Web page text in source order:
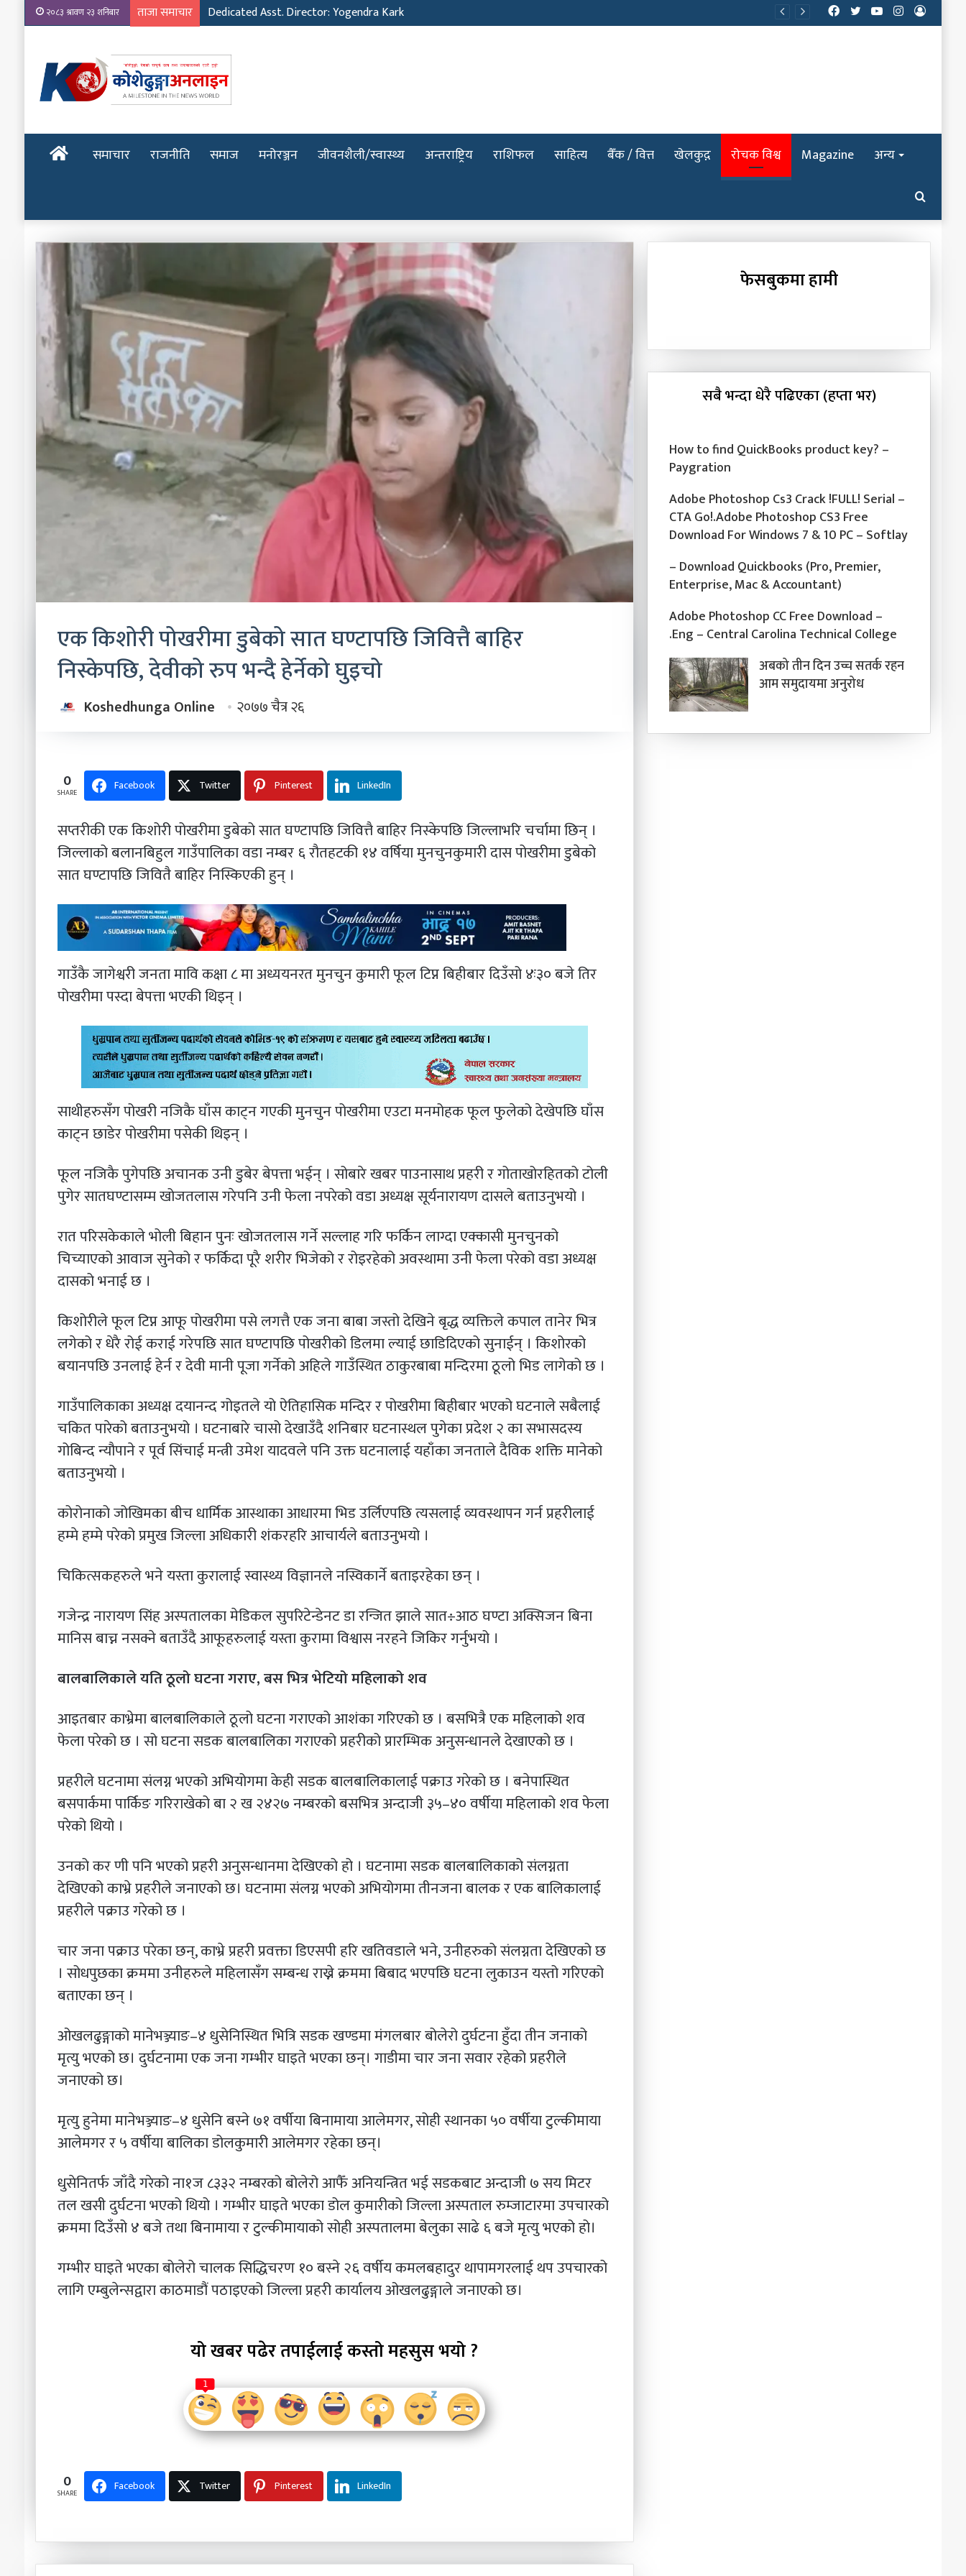
२०८३ श्रावण २३ शनिबार ताजा समाचार Emerging Film Writer: Sunil Neure
Log
Instagram
YouTube
Twitter
Facebook
होमपेजसमाचार राजनीति समाज मनोरञ्जन जीवनशैली/स्वास्थ्य अन्तराष्ट्रिय राशिफल साहित्य बैँक / वित्त खेलकुद़़ रोचक विश्व Magazine अन्य
Search
for
एक किशोरी पोखरीमा डुबेको सात घण्टापछि जिवित्तै बाहिर
निस्केपछि, देवीको रुप भन्दै हेर्नेको घुइचो
Koshedhunga Online २०७७ चैत्र २६
0
SHARE Facebook Twitter Pinterest LinkedIn
सप्तरीकी एक किशोरी पोखरीमा डुबेको सात घण्टापछि जिवित्तै बाहिर निस्केपछि जिल्लाभरि चर्चामा छिन् ।
जिल्लाको बलानबिहुल गाउँपालिका वडा नम्बर ६ रौतहटकी १४ वर्षिया मुनचुनकुमारी दास पोखरीमा डुबेको
सात घण्टापछि जिवितै बाहिर निस्किएकी हुन् ।
गाउँकै जागेश्वरी जनता मावि कक्षा ८ मा अध्ययनरत मुनचुन कुमारी फूल टिप्न बिहीबार दिउँसो ४ः३० बजे तिर
पोखरीमा पस्दा बेपत्ता भएकी थिइन् ।
साथीहरुसँग पोखरी नजिकै घाँस काट्न गएकी मुनचुन पोखरीमा एउटा मनमोहक फूल फुलेको देखेपछि घाँस
काट्न छाडेर पोखरीमा पसेकी थिइन् ।
फूल नजिकै पुगेपछि अचानक उनी डुबेर बेपत्ता भईन् । सोबारे खबर पाउनासाथ प्रहरी र गोताखोरहितको टोली
पुगेर सातघण्टासम्म खोजतलास गरेपनि उनी फेला नपरेको वडा अध्यक्ष सूर्यनारायण दासले बताउनुभयो ।
रात परिसकेकाले भोली बिहान पुनः खोजतलास गर्ने सल्लाह गरि फर्किन लाग्दा एक्कासी मुनचुनको
चिच्याएको आवाज सुनेको र फर्किदा पूरै शरीर भिजेको र रोइरहेको अवस्थामा उनी फेला परेको वडा अध्यक्ष
दासको भनाई छ ।
किशोरीले फूल टिप्न आफू पोखरीमा पसे लगत्तै एक जना बाबा जस्तो देखिने बृद्ध व्यक्तिले कपाल तानेर भित्र
लगेको र धेरै रोई कराई गरेपछि सात घण्टापछि पोखरीको डिलमा ल्याई छाडिदिएको सुनाईन् । किशोरको
बयानपछि उनलाई हेर्न र देवी मानी पूजा गर्नेको अहिले गाउँस्थित ठाकुरबाबा मन्दिरमा ठूलो भिड लागेको छ ।
गाउँपालिकाका अध्यक्ष दयानन्द गोइतले यो ऐतिहासिक मन्दिर र पोखरीमा बिहीबार भएको घटनाले सबैलाई
चकित पारेको बताउनुभयो । घटनाबारे चासो देखाउँदै शनिबार घटनास्थल पुगेका प्रदेश २ का सभासदस्य
गोबिन्द न्यौपाने र पूर्व सिंचाई मन्त्री उमेश यादवले पनि उक्त घटनालाई यहाँका जनताले दैविक शक्ति मानेको
बताउनुभयो ।
कोरोनाको जोखिमका बीच धार्मिक आस्थाका आधारमा भिड उर्लिएपछि त्यसलाई व्यवस्थापन गर्न प्रहरीलाई
हम्मे हम्मे परेको प्रमुख जिल्ला अधिकारी शंकरहरि आचार्यले बताउनुभयो ।
चिकित्सकहरुले भने यस्ता कुरालाई स्वास्थ्य विज्ञानले नस्विकार्ने बताइरहेका छन् ।
गजेन्द्र नारायण सिंह अस्पतालका मेडिकल सुपरिटेन्डेनट डा रन्जित झाले सात÷आठ घण्टा अक्सिजन बिना
मानिस बाच्न नसक्ने बताउँदै आफूहरुलाई यस्ता कुरामा विश्वास नरहने जिकिर गर्नुभयो ।
बालबालिकाले यति ठूलो घटना गराए, बस भित्र भेटियो महिलाको शव
आइतबार काभ्रेमा बालबालिकाले ठूलो घटना गराएको आशंका गरिएको छ । बसभित्रै एक महिलाको शव
फेला परेको छ । सो घटना सडक बालबालिका गराएको प्रहरीको प्रारम्भिक अनुसन्धानले देखाएको छ ।
प्रहरीले घटनामा संलग्न भएको अभियोगमा केही सडक बालबालिकालाई पक्राउ गरेको छ । बनेपास्थित
बसपार्कमा पार्किङ गरिराखेको बा २ ख २४२७ नम्बरको बसभित्र अन्दाजी ३५–४० वर्षीया महिलाको शव फेला
परेको थियो ।
उनको कर णी पनि भएको प्रहरी अनुसन्धानमा देखिएको हो । घटनामा सडक बालबालिकाको संलग्नता
देखिएको काभ्रे प्रहरीले जनाएको छ। घटनामा संलग्न भएको अभियोगमा तीनजना बालक र एक बालिकालाई
प्रहरीले पक्राउ गरेको छ ।
चार जना पक्राउ परेका छन्, काभ्रे प्रहरी प्रवक्ता डिएसपी हरि खतिवडाले भने, उनीहरुको संलग्नता देखिएको छ
। सोधपुछका क्रममा उनीहरुले महिलासँग सम्बन्ध राख्ने क्रममा बिबाद भएपछि घटना लुकाउन यस्तो गरिएको
बताएका छन् ।
ओखलढुङ्गाको मानेभञ्ज्याङ–४ धुसेनिस्थित भित्रि सडक खण्डमा मंगलबार बोलेरो दुर्घटना हुँदा तीन जनाको
मृत्यु भएको छ। दुर्घटनामा एक जना गम्भीर घाइते भएका छन्। गाडीमा चार जना सवार रहेको प्रहरीले
जनाएको छ।
मृत्यु हुनेमा मानेभञ्ज्याङ–४ धुसेनि बस्ने ७१ वर्षीया बिनामाया आलेमगर, सोही स्थानका ५० वर्षीया टुल्कीमाया
आलेमगर र ५ वर्षीया बालिका डोलकुमारी आलेमगर रहेका छन्।
धुसेनितर्फ जाँदै गरेको ना१ज ८३३२ नम्बरको बोलेरो आफैँ अनियन्त्रित भई सडकबाट अन्दाजी ७ सय मिटर
तल खसी दुर्घटना भएको थियो । गम्भीर घाइते भएका डोल कुमारीको जिल्ला अस्पताल रुम्जाटारमा उपचारको
क्रममा दिउँसो ४ बजे तथा बिनामाया र टुल्कीमायाको सोही अस्पतालमा बेलुका साढे ६ बजे मृत्यु भएको हो।
गम्भीर घाइते भएका बोलेरो चालक सिद्धिचरण १० बस्ने २६ वर्षीय कमलबहादुर थापामगरलाई थप उपचारको
लागि एम्बुलेन्सद्वारा काठमाडौं पठाइएको जिल्ला प्रहरी कार्यालय ओखलढुङ्गाले जनाएको छ।
यो खबर पढेर तपाईलाई कस्तो महसुस भयो ?
1
0
SHARE Facebook Twitter Pinterest LinkedIn
फेसबुकमा हामी
सबै भन्दा धेरै पढिएका (हप्ता भर)
How to find QuickBooks product key? –
Paygration
Adobe Photoshop Cs3 Crack !FULL! Serial –
CTA Go!.Adobe Photoshop CS3 Free
Download For Windows 7 & 10 PC – Softlay
– Download Quickbooks (Pro, Premier,
Enterprise, Mac & Accountant)
Adobe Photoshop CC Free Download –
.Eng – Central Carolina Technical College
अबको तीन दिन उच्च सतर्क रहन
आम समुदायमा अनुरोध